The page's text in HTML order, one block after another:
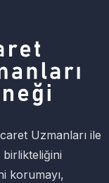
Uzmanları ile
birlikteliğini
korumayı,